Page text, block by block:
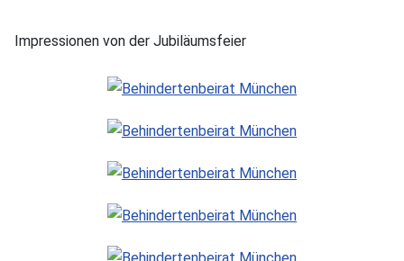
Impressionen von der Jubiläumsfeier